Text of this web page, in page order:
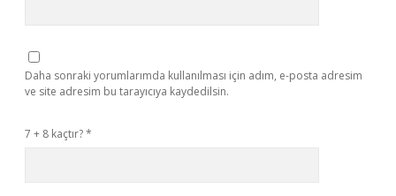
Daha sonraki yorumlarımda kullanılması için adım, e-posta adresim
ve site adresim bu tarayıcıya kaydedilsin.
7 + 8 kaçtır?*